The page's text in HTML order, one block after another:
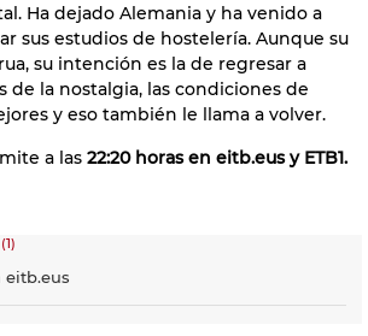
Ha dejado Alemania y ha venido a
sus estudios de hostelería. Aunque su
su intención es la de regresar a
de la nostalgia, las condiciones de
y eso también le llama a volver.
a las 22:20 horas en eitb.eus y ETB1.
(1)
eitb.eus